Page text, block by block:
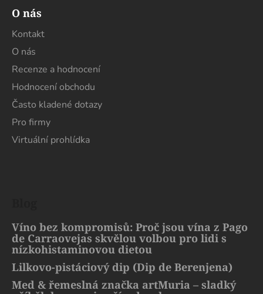
O nás
Kontakt
O nás
Recenze a hodnocení
Hodnocení obchodu
Často kladené dotazy
Pro firmy
Virtuální prohlídka
Víno bez kompromisů: Proč jsou vína z Pago
de Carraovejas skvělou volbou pro lidi s
nízkohistaminovou dietou
Lilkovo-pistáciový dip (Dip de Berenjena)
Med & řemeslná značka artMuria – sladký